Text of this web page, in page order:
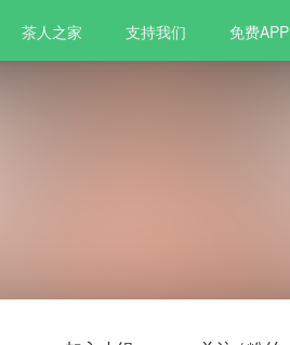
茶人之家 支持我们 免费APP